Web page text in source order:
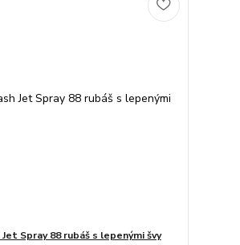
Spray 88 rubáš s lepenými švy